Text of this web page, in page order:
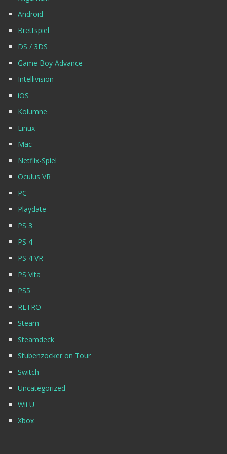
Android
Brettspiel
DS / 3DS
Game Boy Advance
Intellivision
iOS
Kolumne
Linux
Mac
Netflix-Spiel
Oculus VR
PC
Playdate
PS 3
PS 4
PS 4 VR
PS Vita
PS5
RETRO
Steam
Steamdeck
Stubenzocker on Tour
Switch
Uncategorized
Wii U
Xbox